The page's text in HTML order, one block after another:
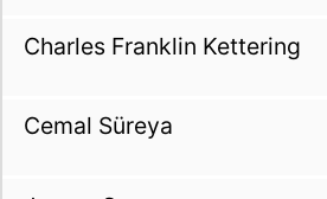
Charles Franklin Kettering
Cemal Süreya